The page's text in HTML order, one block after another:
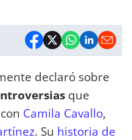
declaró sobre
que
Camila Cavallo,
. Su historia de